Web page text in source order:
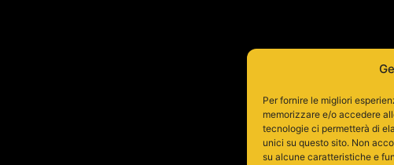
Per fornire le migliori
memorizzare e/o accedere
tecnologie ci permetterà di
unici su questo sito. Non
su alcune caratteristiche e